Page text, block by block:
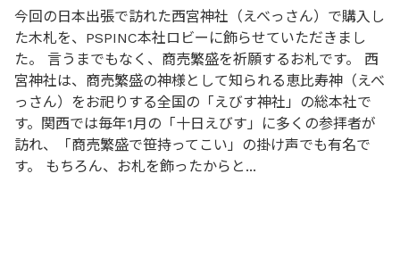
今回の日本出張で訪れた西宮神社（えべっさん）で購入し
た木札を、PSPINC本社ロビーに飾らせていただきまし
た。 言うまでもなく、商売繁盛を祈願するお札です。 西
宮神社は、商売繁盛の神様として知られる恵比寿神（えべ
っさん）をお祀りする全国の「えびす神社」の総本社で
す。関西では毎年1月の「十日えびす」に多くの参拝者が
訪れ、「商売繁盛で笹持ってこい」の掛け声でも有名で
す。 もちろん、お札を飾ったからと...